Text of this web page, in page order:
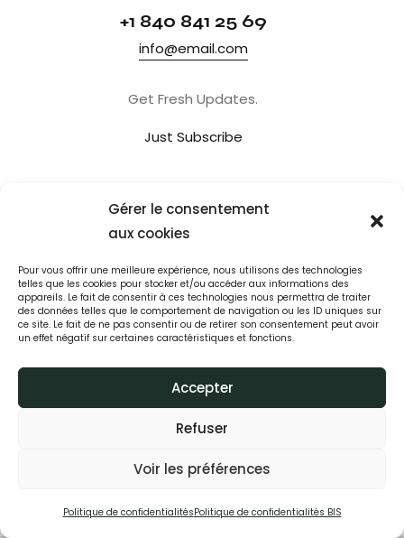
Gérer le consentement
aux cookies
Pour vous offrir une meilleure expérience, nous utilisons des technologies
telles que les cookies pour stocker et/ou accéder aux informations des
appareils. Le fait de consentir à ces technologies nous permettra de traiter
des données telles que le comportement de navigation ou les ID uniques sur
ce site. Le fait de ne pas consentir ou de retirer son consentement peut avoir
un effet négatif sur certaines caractéristiques et fonctions.
Accepter
Refuser
Voir les préférences
Politique de confidentialitésPolitique de confidentialités BIS
+1 840 841 25 69
info@email.com
Get Fresh Updates.
Just Subscribe